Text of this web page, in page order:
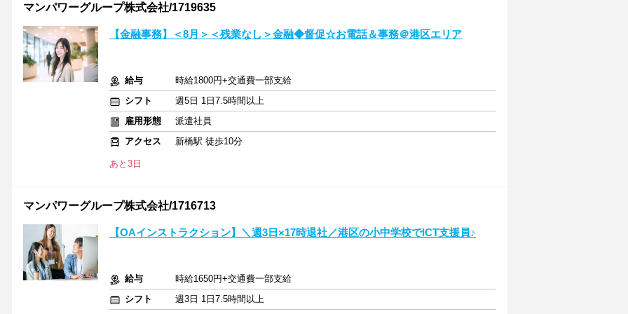
マンパワーグループ株式会社/1719635
【金融事務】＜8月＞＜残業なし＞金融◆督促☆お電話＆事務＠港区エリア
給与
時給1800円+交通費一部支給
シフト
週5日 1日7.5時間以上
雇用形態
派遣社員
アクセス
新橋駅 徒歩10分
あと3日
マンパワーグループ株式会社/1716713
【OAインストラクション】＼週3日×17時退社／港区の小中学校でICT支援員♪
給与
時給1650円+交通費一部支給
シフト
週3日 1日7.5時間以上